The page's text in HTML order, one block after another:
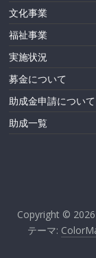
文化事業
福祉事業
実施状況
募金について
助成金申請について
助成一覧
Copyright ©
テーマ: